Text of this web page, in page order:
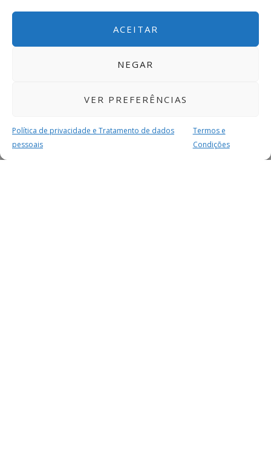
ACEITAR
NEGAR
VER PREFERÊNCIAS
Política de privacidade e Tratamento de dados
pessoais
Termos e
Condições